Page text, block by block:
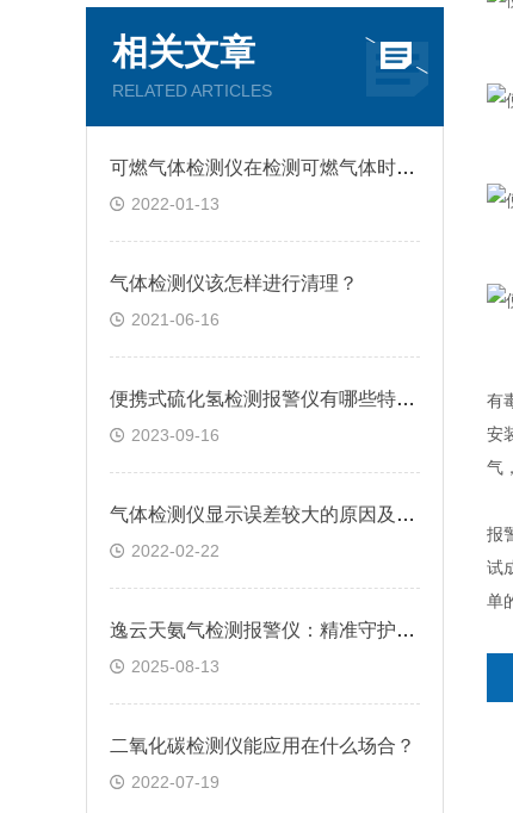
相关文章
RELATED ARTICLES
可燃气体检测仪在检测可燃气体时应注意什么?
2022-01-13
气体检测仪该怎样进行清理？
2021-06-16
便携式硫化氢检测报警仪有哪些特点？
2023-09-16
气体检测仪显示误差较大的原因及解决方法
2022-02-22
逸云天氨气检测报警仪：精准守护，安全无忧的工业卫士
2025-08-13
二氧化碳检测仪能应用在什么场合？
2022-07-19
有
安
气
报
试
单